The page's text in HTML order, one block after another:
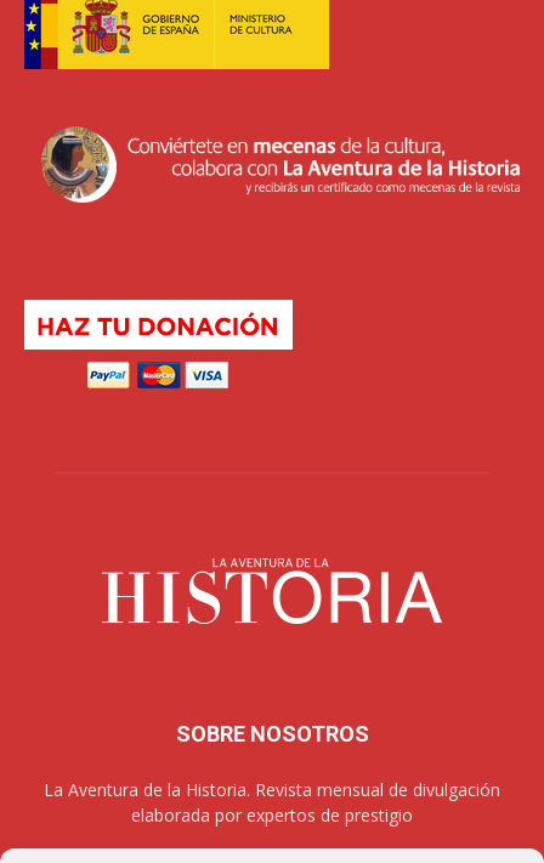
SOBRE NOSOTROS
La Aventura de la Historia. Revista mensual de divulgación
elaborada por expertos de prestigio